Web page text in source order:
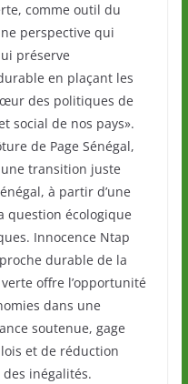
comme outil du
perspective qui
préserve
en plaçant les
des politiques de
social de nos pays».
de Page Sénégal,
transition juste
à partir d’une
question écologique
Innocence Ntap
durable de la
offre l’opportunité
dans une
soutenue, gage
et de réduction
inégalités.